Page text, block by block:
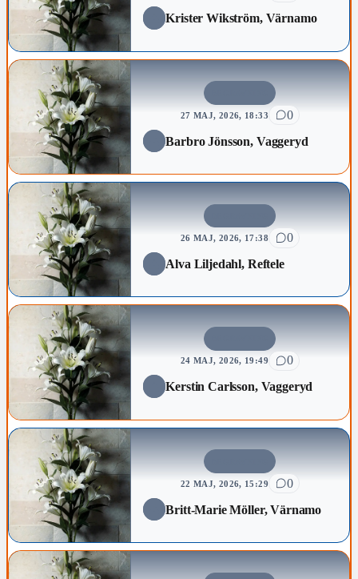
Krister Wikström, Värnamo
27 MAJ, 2026, 18:33
0
Barbro Jönsson, Vaggeryd
26 MAJ, 2026, 17:38
0
Alva Liljedahl, Reftele
24 MAJ, 2026, 19:49
0
Kerstin Carlsson, Vaggeryd
22 MAJ, 2026, 15:29
0
Britt-Marie Möller, Värnamo